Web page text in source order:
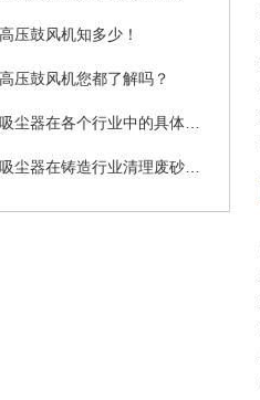
压鼓风机知多少！
压鼓风机您都了解吗？